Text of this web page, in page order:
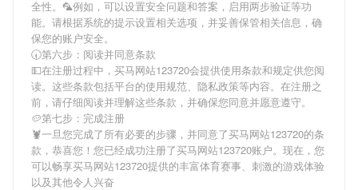
全性。🦜例如，可以设置安全问题和答案，启用两步验证等功
能。请根据系统的提示设置相关选项，并妥善保管相关信息，确
保您的账户安全。
🕢第六步：阅读并同意条款
💵在注册过程中， 买马网站123720会提供使用条款和规定供您阅
读。这些条款包括平台的使用规范、隐私政策等内容。在注册之
前，请仔细阅读并理解这些条款，并确保您同意并愿意遵守。
🥔第七步：完成注册
🦞一旦您完成了所有必要的步骤，并同意了买马网站123720的条
款，恭喜您！您已经成功注册了买马网站123720账户。现在，您
可以畅享买马网站123720提供的丰富体育赛事、刺激的游戏体验
以及其他令人兴奋